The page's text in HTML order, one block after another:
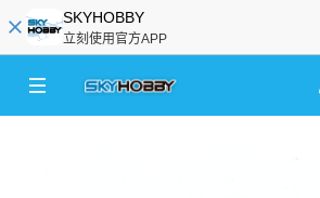
SKYHOBBY
立刻使用官方APP